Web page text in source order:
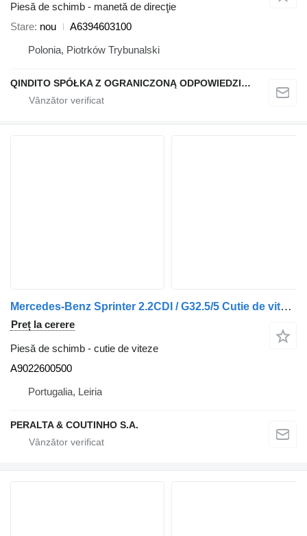
Piesă de schimb - manetă de direcţie
Stare nou
A6394603100
Polonia, Piotrków Trybunalski
QINDITO SPÓŁKA Z OGRANICZONĄ ODPOWIEDZIALNOŚCIĄ
Mercedes-Benz Sprinter 2.2CDI / G32.5/5 Cutie de viteze 711.620 Vito A9022600500 pentru automobil
Preț la cerere
Piesă de schimb - cutie de viteze
A9022600500
Portugalia, Leiria
PERALTA & COUTINHO S.A.